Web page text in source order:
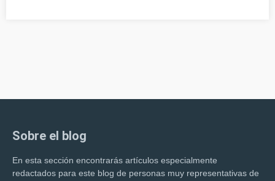
Sobre el blog
En esta sección encontrarás artículos especialmente
redactados para este blog de personas muy representativas de